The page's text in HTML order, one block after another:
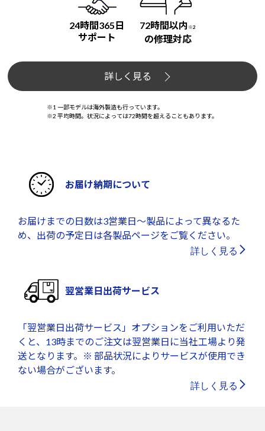
24時間365日
サポート
72時間以内 ※2
の修理対応
詳しく見る
※1 一部モデルは海外製造も行っています。
※2 平均時間。状況によっては72時間を超えることもあります。
お届け納期について
お届けまでの日数は3営業日～製品によって異なるた
め、出荷の予定日は各製品ページをご覧ください。
詳しく見る
翌営業日出荷サービス
「翌営業日出荷サービス」オプションをご利用いただ
くと、13時までのご注文は翌営業日に当社工場より発
送となります。※ 部品状況によりサービスが使用でき
ない場合がございます。
詳しく見る